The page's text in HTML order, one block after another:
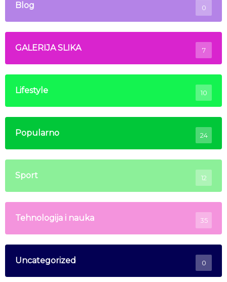
Blog 0
GALERIJA SLIKA 7
Lifestyle 10
Popularno 24
Sport 12
Tehnologija i nauka 35
Uncategorized 0